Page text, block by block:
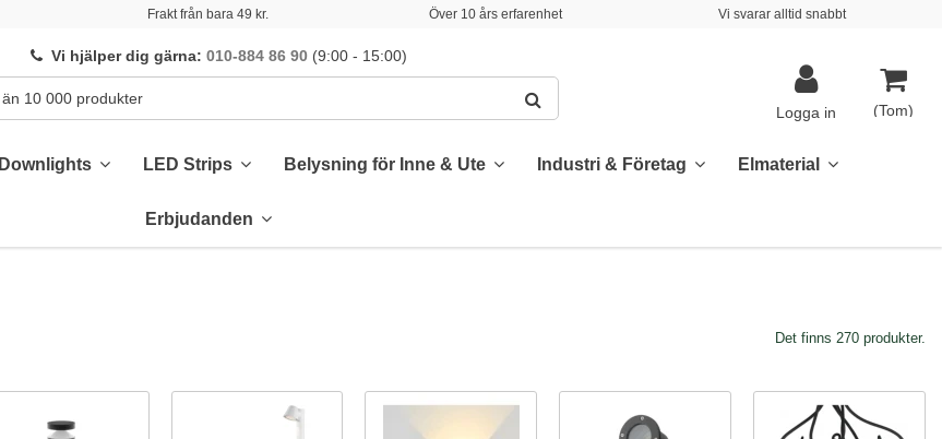
Frakt från bara 49 kr. Över 10 års erfarenhet Vi svarar alltid snabbt
Vi hjälper dig gärna:010-884 86 90 (9:00 - 15:00)
(Tom)
Logga in
Downlights LED Strips Belysning för Inne & Ute Industri & Företag Elmaterial
Erbjudanden
Det finns 270 produkter.